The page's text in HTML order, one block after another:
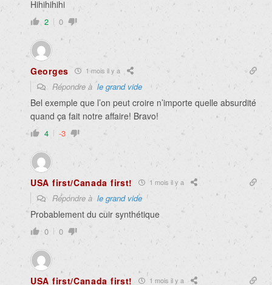
Hihihihihi
2 0
Georges 1 mois il y a
Répondre àle grand vide
Bel exemple que l’on peut croire n’importe quelle absurdité
quand ça fait notre affaire! Bravo!
4 -3
USA first/Canada first! 1 mois il y a
Répondre à le grand vide
Probablement du cuir synthétique
0 0
USA first/Canada first! 1 mois il y a